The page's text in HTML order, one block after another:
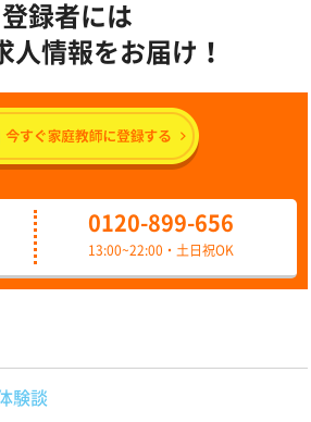
登録者には
人情報をお届け！
0120-899-656
13:00~22:00・土日祝OK
験談